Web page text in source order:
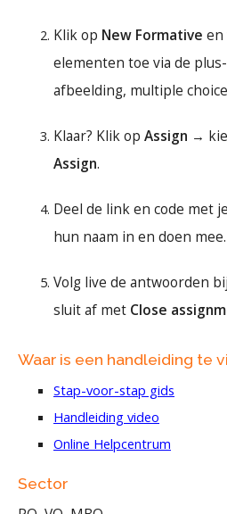
Klik op New Formative en
elementen toe via de
afbeelding, multiple
Klaar? Klik op Assign →
Assign.
Deel de link en code met
hun naam in en doen mee.
Volg live de antwoorden bij
sluit af met Close
Waar is een handleiding te
Stap-voor-stap gids
Handleiding video
Online Helpcentrum
Sector